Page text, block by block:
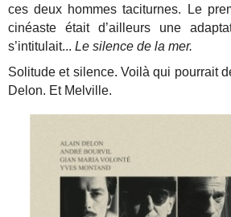
ces deux hommes taciturnes. Le
cinéaste était d’ailleurs une
s’intitulait... Le silence de la mer.
Solitude et silence. Voilà qui pourrait
Delon. Et Melville.